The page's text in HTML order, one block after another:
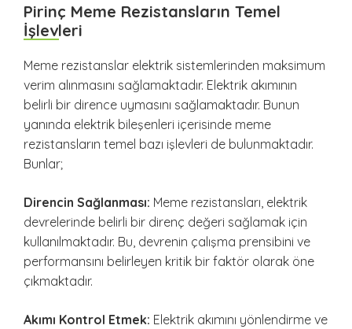
Pirinç Meme Rezistansların Temel
İşlevleri
Meme rezistanslar elektrik sistemlerinden maksimum
verim alınmasını sağlamaktadır. Elektrik akımının
belirli bir dirence uymasını sağlamaktadır. Bunun
yanında elektrik bileşenleri içerisinde meme
rezistansların temel bazı işlevleri de bulunmaktadır.
Bunlar;
Direncin Sağlanması: Meme rezistansları, elektrik
devrelerinde belirli bir direnç değeri sağlamak için
kullanılmaktadır. Bu, devrenin çalışma prensibini ve
performansını belirleyen kritik bir faktör olarak öne
çıkmaktadır.
Akımı Kontrol Etmek: Elektrik akımını yönlendirme ve